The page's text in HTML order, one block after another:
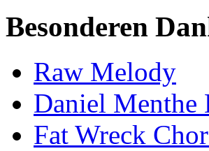
Besonderen
Raw Melody
Daniel Menthe
Fat Wreck